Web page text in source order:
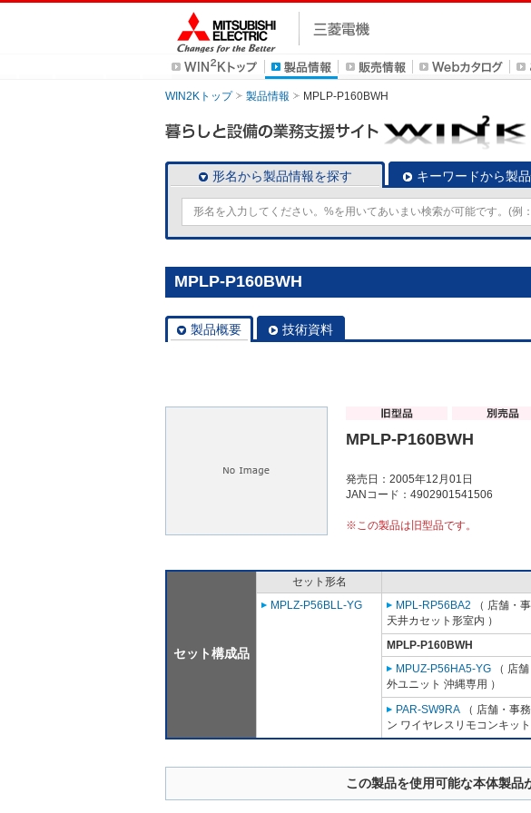
WIN2Kトップ 製品情報 MPLP-P160BWH
形名から製品情報を探す キーワードから製
MPLP-P160BWH
製品概要 技術資料
MPLP-P160BWH
発売日：2005年12月01日
JANコード：4902901541506
※この製品は旧型品です。
セット構成品
セット形名
MPLZ-P56BLL-YG
MPL-RP56BA2 （ 店舗・
天井カセット形室内 ）
MPLP-P160BWH
MPUZ-P56HA5-YG （ 店
外ユニット 沖縄専用 ）
PAR-SW9RA （ 店舗・事
ン ワイヤレスリモコンキット
この製品を使用可能な本体製品